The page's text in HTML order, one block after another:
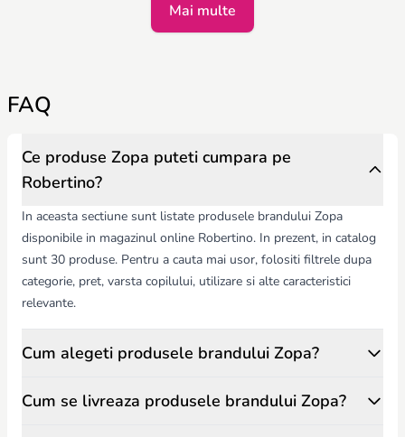
Mai multe
FAQ
Ce produse Zopa puteti cumpara pe
Robertino?
In aceasta sectiune sunt listate produsele brandului Zopa
disponibile in magazinul online Robertino. In prezent, in catalog
sunt 30 produse. Pentru a cauta mai usor, folositi filtrele dupa
categorie, pret, varsta copilului, utilizare si alte caracteristici
relevante.
Cum alegeti produsele brandului Zopa?
Cum se livreaza produsele brandului Zopa?